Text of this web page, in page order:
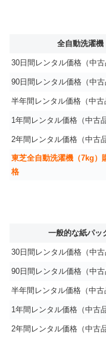
全自動洗濯
30日間レンタル価格（中古
90日間レンタル価格（中古
半年間レンタル価格（中古
1年間レンタル価格（中古品
2年間レンタル価格（中古品
東芝全自動洗濯機（7kg）
格
一般的な紙パッ
30日間レンタル価格（中古
90日間レンタル価格（中古
半年間レンタル価格（中古
1年間レンタル価格（中古品
2年間レンタル価格（中古品